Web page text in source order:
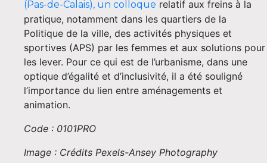
(Pas-de-Calais), un colloque relatif aux freins à la
pratique, notamment dans les quartiers de la
Politique de la ville, des activités physiques et
sportives (APS) par les femmes et aux solutions pour
les lever. Pour ce qui est de l’urbanisme, dans une
optique d’égalité et d’inclusivité, il a été souligné
l’importance du lien entre aménagements et
animation.
Code : 0101PRO
Image : Crédits Pexels-Ansey Photography